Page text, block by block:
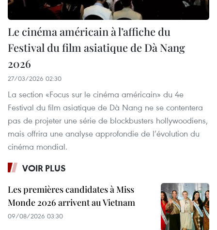
Le cinéma américain à l’affiche du
Festival du film asiatique de Dà Nang
2026
27/03/2026 02:30
La section «Focus sur le cinéma américain» du 4e
Festival du film asiatique de Dà Nang ne se contentera
pas de projeter une série de blockbusters hollywoodiens,
mais offrira une analyse approfondie de l’évolution du
cinéma mondial.
VOIR PLUS
Les premières candidates à Miss
Monde 2026 arrivent au Vietnam
09/08/2026 03:30